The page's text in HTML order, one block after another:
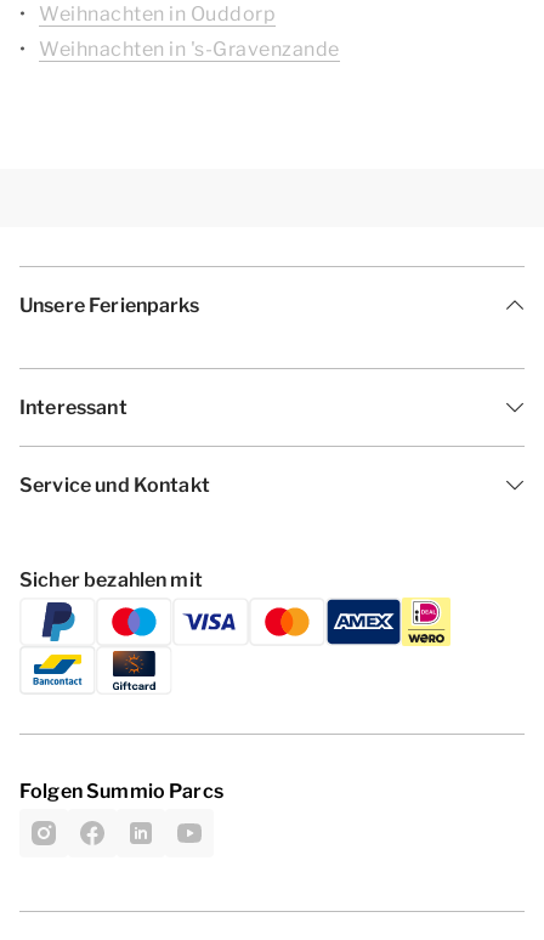
Weihnachten in Ouddorp
Weihnachten in 's-Gravenzande
Unsere Ferienparks
Interessant
Service und Kontakt
Sicher bezahlen mit
Folgen Summio Parcs